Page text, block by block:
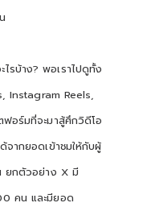
รบ้าง? พอเราไปดูทั้ง
Instagram Reels,
อร์มที่จะมาสู้ศึกวิดีโอ
จากยอดเข้าชมให้กับผู้
ยกตัวอย่าง X มี
คน และมียอด